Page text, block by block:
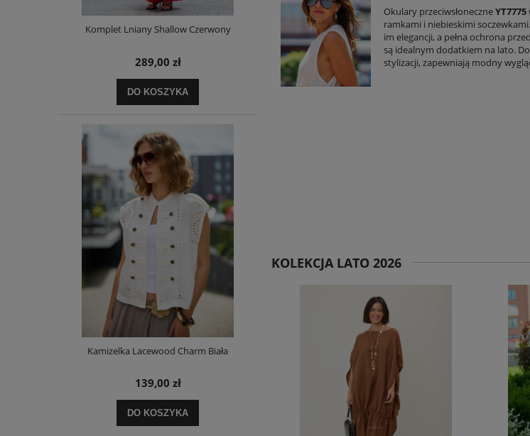
Komplet Lniany Shallow Czerwony
289,00 zł
DO KOSZYKA
Kamizelka Lacewood Charm Biała
139,00 zł
DO KOSZYKA
Okulary przeciwsłoneczneYT7775
ramkami i niebieskimi
im elegancji, a pełna ochrona
są idealnym dodatkiem na lato.
stylizacji, zapewniają modny
KOLEKCJA LATO 2026